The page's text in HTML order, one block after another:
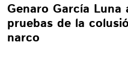
Genaro García
pruebas de la
narco